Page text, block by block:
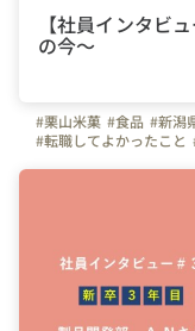
【社員インタビ
の今～
#栗山米菓 #食品 #新潟
#転職してよかったこと